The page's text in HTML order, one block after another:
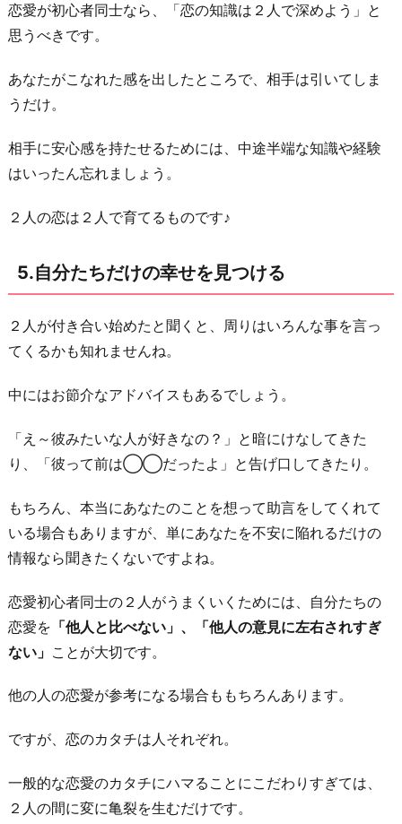
恋愛が初心者同士なら、「恋の知識は２人で深めよう」と
思うべきです。
あなたがこなれた感を出したところで、相手は引いてしま
うだけ。
相手に安心感を持たせるためには、中途半端な知識や経験
はいったん忘れましょう。
２人の恋は２人で育てるものです♪
5.自分たちだけの幸せを見つける
２人が付き合い始めたと聞くと、周りはいろんな事を言っ
てくるかも知れませんね。
中にはお節介なアドバイスもあるでしょう。
「え～彼みたいな人が好きなの？」と暗にけなしてきた
り、「彼って前は◯◯だったよ」と告げ口してきたり。
もちろん、本当にあなたのことを想って助言をしてくれて
いる場合もありますが、単にあなたを不安に陥れるだけの
情報なら聞きたくないですよね。
恋愛初心者同士の２人がうまくいくためには、自分たちの
恋愛を 「他人と比べない」、「他人の意見に左右されすぎ
ない」 ことが大切です。
他の人の恋愛が参考になる場合ももちろんあります。
ですが、恋のカタチは人それぞれ。
一般的な恋愛のカタチにハマることにこだわりすぎては、
２人の間に変に亀裂を生むだけです。